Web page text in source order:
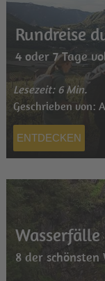
Rundreise
4 oder 7 Tage
Lesezeit: 6 Min.
Geschrieben von:
ENTDECKEN
8 der